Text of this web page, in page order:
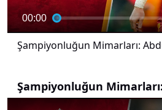
00:00
Şampiyonluğun Mimarları:
Şampiyonluğun